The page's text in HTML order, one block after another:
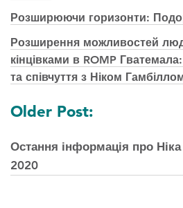
Розширюючи горизонти:
Розширення можливостей
кінцівками в ROMP
та співчуття з Ніком
Навігація
публікаціям
Older Post:
Остання інформація про
2020